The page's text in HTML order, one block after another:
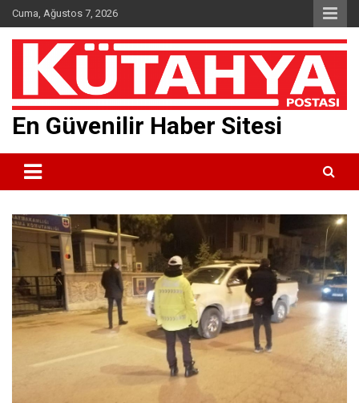
Skip
to
content
Cuma, Ağustos 7, 2026
En Güvenilir Haber Sitesi